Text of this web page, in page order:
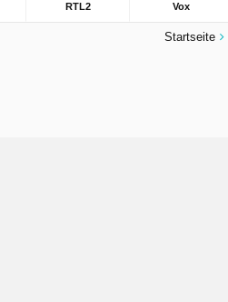
RTL2 Vox
Startseite